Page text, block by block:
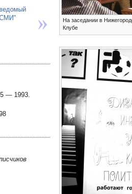
На заседании в
Клубе
СМИ"
— 1993.